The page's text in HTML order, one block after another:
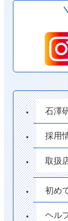
石澤
採用
取扱
初め
ヘル